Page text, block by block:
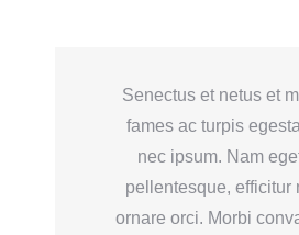
Senectus et netus et
fames ac turpis
nec ipsum. Nam
pellentesque, efficitur
ornare orci. Morbi